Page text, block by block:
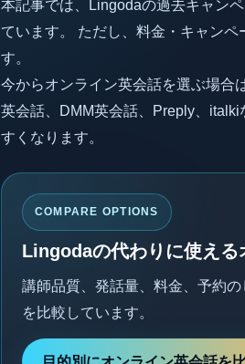
本記事では、Lingodaの過去キャン
ています。 ただし、料金・キャン
す。
今からオンライン英会話を選ぶ場合
英会話、DMM英会話、Preply、
すくなります。
COMPARE OPTIONS
Lingodaの代わりに使える
講師品質、発話量、料金、予約
を比較しています。